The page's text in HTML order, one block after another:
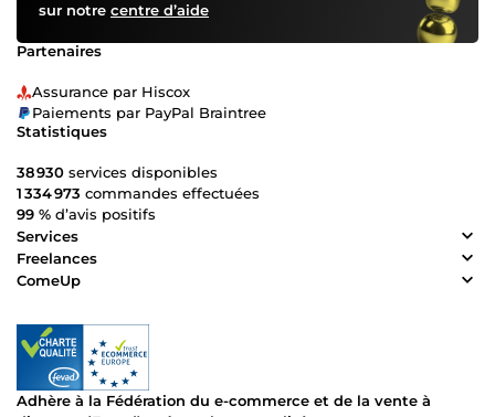
sur notre centre d’aide
Partenaires
Assurance par Hiscox
Paiements par PayPal Braintree
Statistiques
38 930 services disponibles
1 334 973 commandes effectuées
99 % d’avis positifs
Services
Freelances
ComeUp
Adhère à la Fédération du e-commerce et de la vente à